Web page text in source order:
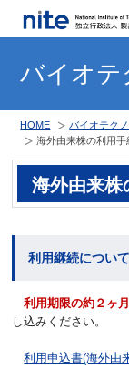
バイオテ
HOME バイオテク
海外由来株の利用手
海外由来株
利用継続につい
利用期限の約２ヶ
し込みください。
利用申込書(海外由